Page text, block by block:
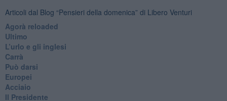
Articoli dal Blog “Pensieri della domenica” di Libero Venturi
​Agorà reloaded
Ultimo
​L’urlo e gli inglesi
Carrà
Può darsi
Europei
Acciaio
Il Presidente